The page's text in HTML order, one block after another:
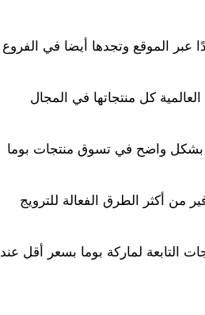
عبر الموقع وتجدها أيضا في الفروع
كل منتجاتها في المجال
بشكل واضح في تسوق منتجات بوما
من أكثر الطرق الفعالة للترويج
لماركة بوما بسعر أقل عند